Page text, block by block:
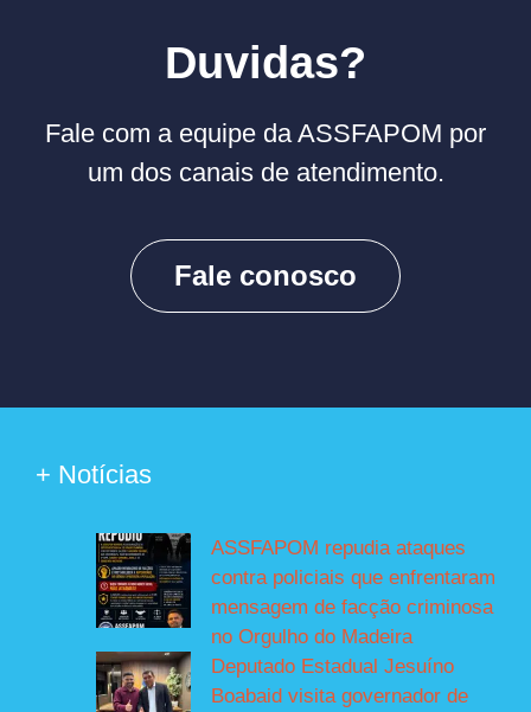
Duvidas?
Fale com a equipe da ASSFAPOM por
um dos canais de atendimento.
Fale conosco
+ Notícias
ASSFAPOM repudia ataques
contra policiais que enfrentaram
mensagem de facção criminosa
no Orgulho do Madeira
Deputado Estadual Jesuíno
Boabaid visita governador de